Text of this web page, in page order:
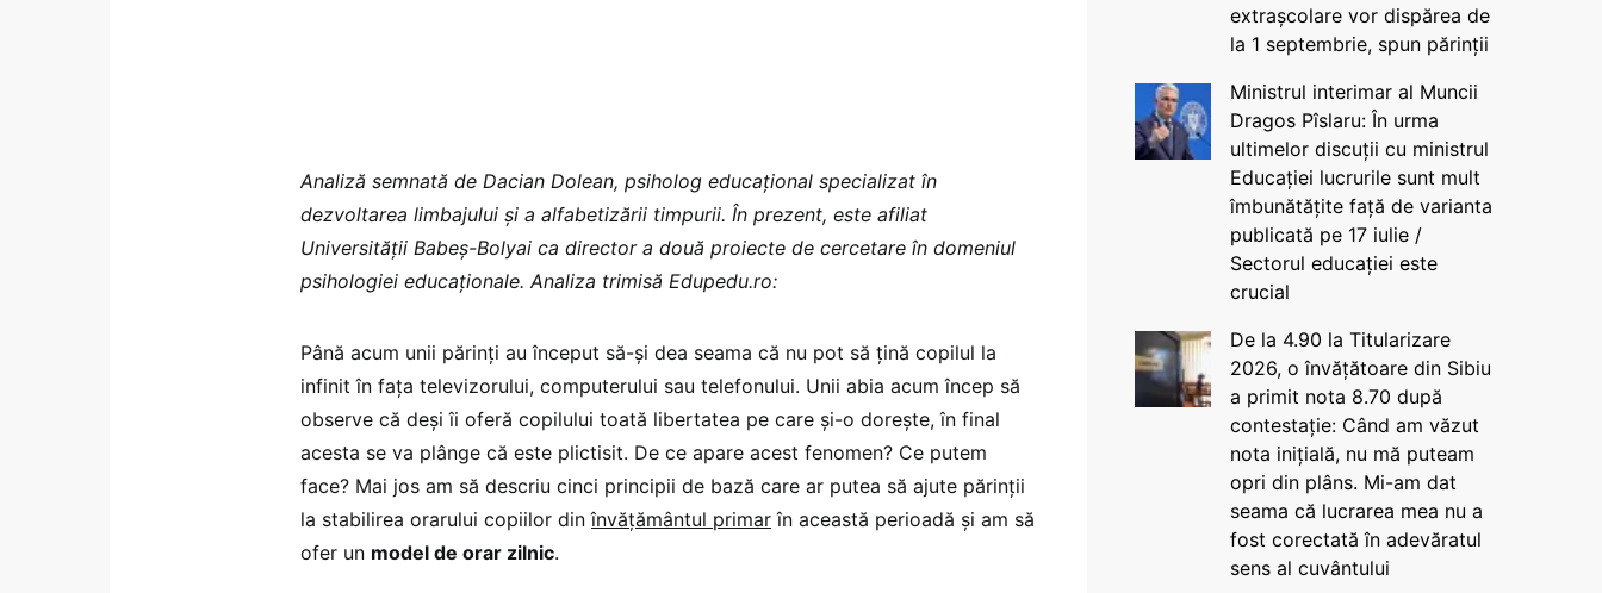
Analiză semnată de Dacian Dolean, psiholog educațional specializat în
dezvoltarea limbajului și a alfabetizării timpurii. În prezent, este afiliat
Universității Babeș-Bolyai ca director a două proiecte de cercetare în domeniul
psihologiei educaționale. Analiza trimisă Edupedu.ro:
Până acum unii părinți au început să-și dea seama că nu pot să țină copilul la
infinit în fața televizorului, computerului sau telefonului. Unii abia acum încep să
observe că deși îi oferă copilului toată libertatea pe care și-o dorește, în final
acesta se va plânge că este plictisit. De ce apare acest fenomen? Ce putem
face? Mai jos am să descriu cinci principii de bază care ar putea să ajute părinții
la stabilirea orarului copiilor dinînvățământul primar în această perioadă și am să
ofer un model de orar zilnic.
extrașcolare vor dispărea de
la 1 septembrie, spun părinții
Ministrul interimar al Muncii
Dragos Pîslaru: În urma
ultimelor discuții cu ministrul
Educației lucrurile sunt mult
îmbunătățite față de varianta
publicată pe 17 iulie /
Sectorul educației este
crucial
De la 4.90 la Titularizare
2026, o învățătoare din Sibiu
a primit nota 8.70 după
contestație: Când am văzut
nota inițială, nu mă puteam
opri din plâns. Mi-am dat
seama că lucrarea mea nu a
fost corectată în adevăratul
sens al cuvântului